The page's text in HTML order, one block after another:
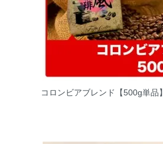
コロンビアブレンド【500g単品】